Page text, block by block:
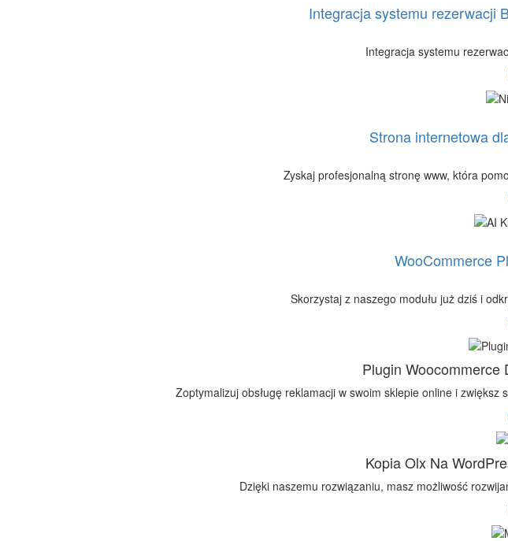
Integracja systemu rezerwacji
Integracja systemu
Strona internetowa
Zyskaj profesjonalną stronę www, która
WooCommerce
Skorzystaj z naszego modułu już dziś i
Plugin Woocommerce
Zoptymalizuj obsługę reklamacji w swoim sklepie online i
Kopia Olx Na
Dzięki naszemu rozwiązaniu, masz możliwość